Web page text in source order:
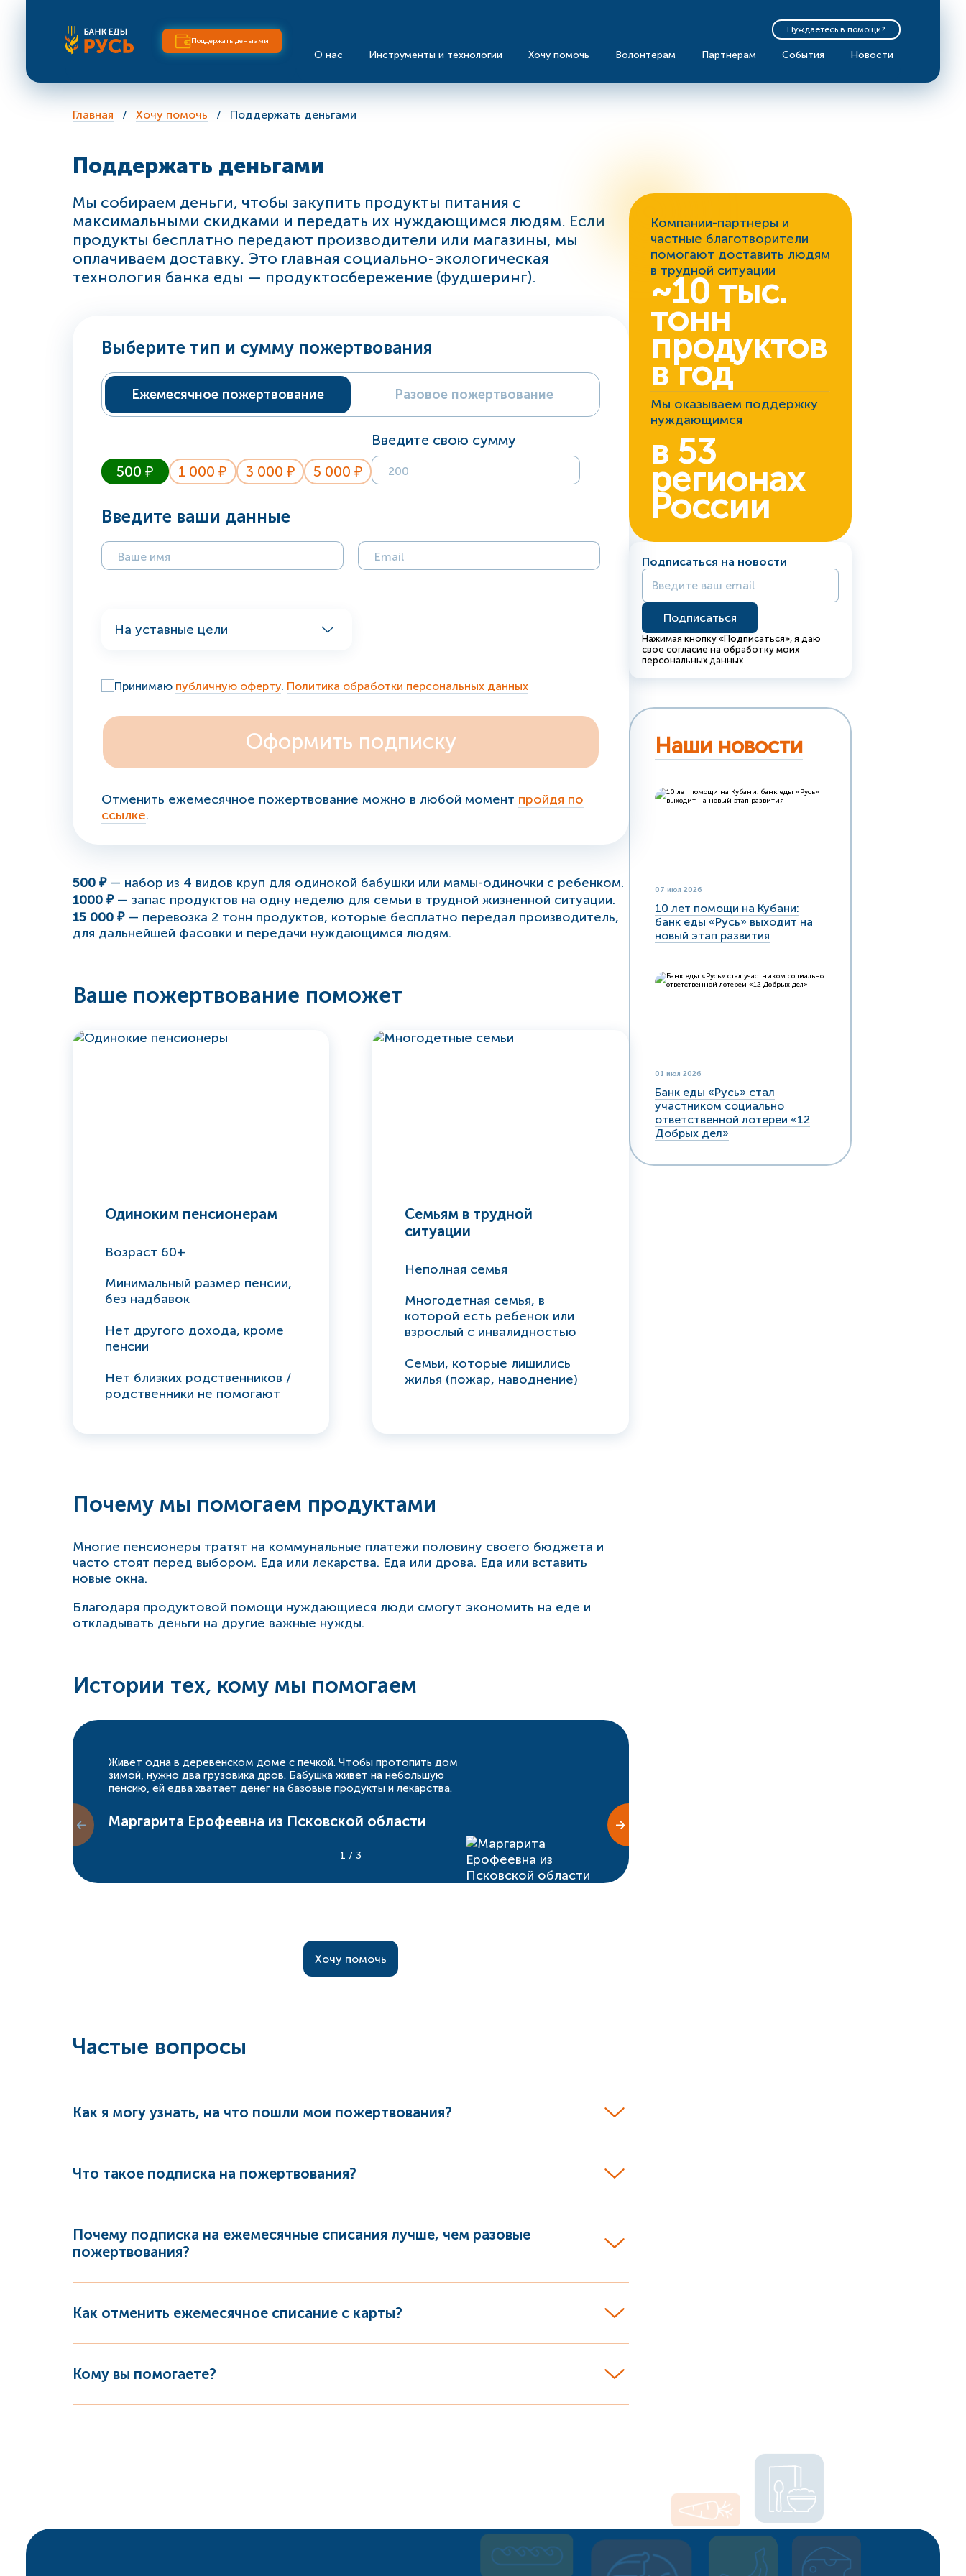
Поддержать деньгами
Нуждаетесь в помощи?
О нас Инструменты и технологии Хочу помочь Волонтерам Партнерам События Новости
Главная Хочу помочь Поддержать деньгами
Поддержать деньгами
Мы собираем деньги, чтобы закупить продукты питания с
максимальными скидками и передать их нуждающимся людям. Если
продукты бесплатно передают производители или магазины, мы
оплачиваем доставку. Это главная социально-экологическая
технология банка еды — продуктосбережение (фудшеринг).
Выберите тип и сумму пожертвования
Ежемесячное пожертвование Разовое пожертвование
500 ₽ 1 000 ₽ 3 000 ₽ 5 000 ₽
Введите свою сумму
Введите ваши данные
На уставные цели
Принимаю публичную оферту. Политика обработки персональных данных
Отменить ежемесячное пожертвование можно в любой момент пройдя по
ссылке.
500 ₽— набор из 4 видов круп для одинокой бабушки или мамы-одиночки с ребенком.
1000 ₽— запас продуктов на одну неделю для семьи в трудной жизненной ситуации.
15 000 ₽— перевозка 2 тонн продуктов, которые бесплатно передал производитель,
для дальнейшей фасовки и передачи нуждающимся людям.
Ваше пожертвование поможет
Одиноким пенсионерам
Возраст 60+
Минимальный размер пенсии,
без надбавок
Нет другого дохода, кроме
пенсии
Нет близких родственников /
родственники не помогают
Семьям в трудной
ситуации
Неполная семья
Многодетная семья, в
которой есть ребенок или
взрослый с инвалидностью
Семьи, которые лишились
жилья (пожар, наводнение)
Почему мы помогаем продуктами
Многие пенсионеры тратят на коммунальные платежи половину своего бюджета и
часто стоят перед выбором. Еда или лекарства. Еда или дрова. Еда или вставить
новые окна.
Благодаря продуктовой помощи нуждающиеся люди смогут экономить на еде и
откладывать деньги на другие важные нужды.
Истории тех, кому мы помогаем
Живет одна в деревенском доме с печкой. Чтобы протопить дом
зимой, нужно два грузовика дров. Бабушка живет на небольшую
пенсию, ей едва хватает денег на базовые продукты и лекарства.
Маргарита Ерофеевна из Псковской области
1 / 3
Хочу помочь
Частые вопросы
Как я могу узнать, на что пошли мои пожертвования?
Что такое подписка на пожертвования?
Почему подписка на ежемесячные списания лучше, чем разовые
пожертвования?
Как отменить ежемесячное списание с карты?
Кому вы помогаете?
Компании-партнеры и
частные благотворители
помогают доставить людям
в трудной ситуации
~10 тыс.
тонн
продуктов
в год
Мы оказываем поддержку
нуждающимся
в 53
регионах
России
Подписаться на новости
Нажимая кнопку «Подписаться», я даю
свое согласие на обработку моих
персональных данных
Наши новости
07 июл 2026
10 лет помощи на Кубани:
банк еды «Русь» выходит на
новый этап развития
01 июл 2026
Банк еды «Русь» стал
участником социально
ответственной лотереи «12
Добрых дел»